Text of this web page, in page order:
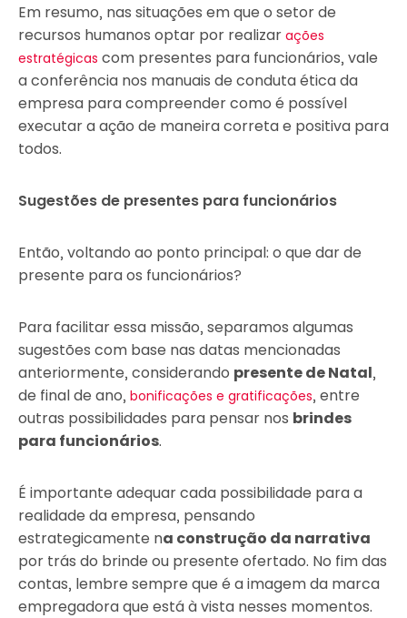
Em resumo, nas situações em que o setor de
recursos humanos optar por realizar ações
estratégicas com presentes para funcionários, vale
a conferência nos manuais de conduta ética da
empresa para compreender como é possível
executar a ação de maneira correta e positiva para
todos.
Sugestões de presentes para funcionários
Então, voltando ao ponto principal: o que dar de
presente para os funcionários?
Para facilitar essa missão, separamos algumas
sugestões com base nas datas mencionadas
anteriormente, considerando presente de Natal,
de final de ano, bonificações e gratificações, entre
outras possibilidades para pensar nos brindes
para funcionários.
É importante adequar cada possibilidade para a
realidade da empresa, pensando
estrategicamente na construção da narrativa
por trás do brinde ou presente ofertado. No fim das
contas, lembre sempre que é a imagem da marca
empregadora que está à vista nesses momentos.